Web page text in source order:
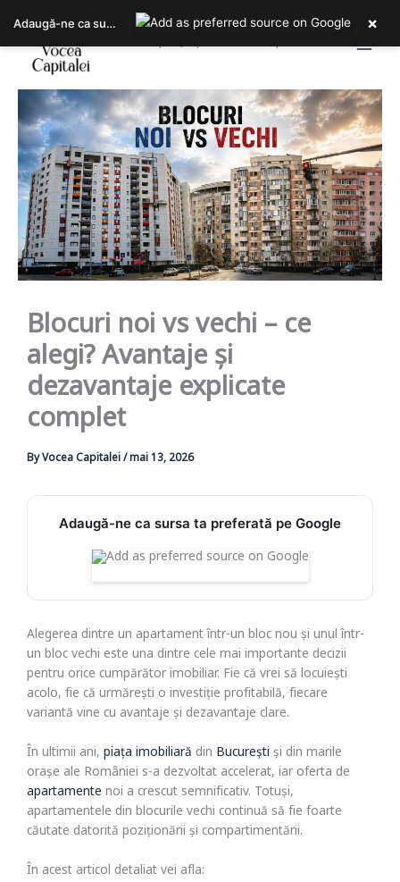
content
Bucureștiul, așa cum îl trăiești!
Blocuri noi vs vechi – ce
alegi? Avantaje și
dezavantaje explicate
complet
ByVocea Capitalei/mai 13, 2026
Adaugă-ne ca sursa ta preferată pe Google
Alegerea dintre un apartament într-un bloc nou și unul într-
un bloc vechi este una dintre cele mai importante decizii
pentru orice cumpărător imobiliar. Fie că vrei să locuiești
acolo, fie că urmărești o investiție profitabilă, fiecare
variantă vine cu avantaje și dezavantaje clare.
În ultimii ani, piața imobiliară din București și din marile
orașe ale României s-a dezvoltat accelerat, iar oferta de
apartamente noi a crescut semnificativ. Totuși,
apartamentele din blocurile vechi continuă să fie foarte
căutate datorită poziționării și compartimentării.
În acest articol detaliat vei afla:
Adaugă-ne ca sursa ta preferată pe Google ×